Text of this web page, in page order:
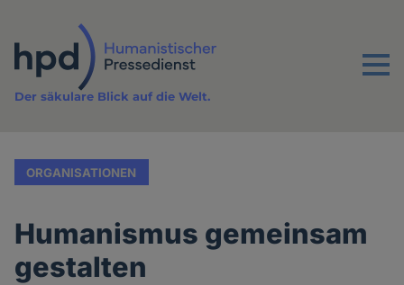
Inhalt
Menu
Der säkulare Blick auf die Welt.
ORGANISATIONEN
Humanismus gemeinsam
gestalten